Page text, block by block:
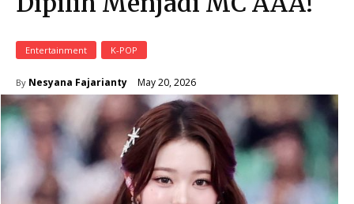
Entertainment K-POP
By Nesyana Fajarianty May 20, 2026